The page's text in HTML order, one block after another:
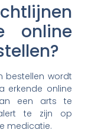
online
bestellen wordt
erkende online
een arts te
te zijn op
medicatie.